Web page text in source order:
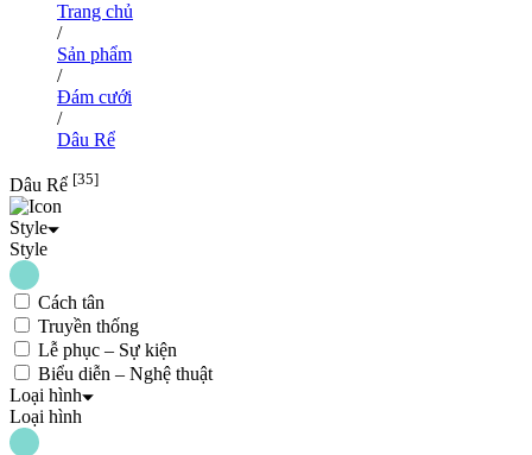
Trang chủ
/
Sản phẩm
/
Đám cưới
/
Dâu Rể
Dâu Rể [35]
Style
Style
Cách tân
Truyền thống
Lễ phục – Sự kiện
Biểu diễn – Nghệ thuật
Loại hình
Loại hình